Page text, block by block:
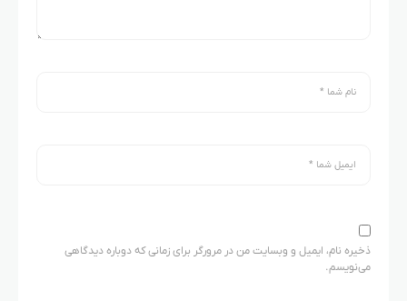
ذخیره نام، ایمیل و وبسایت من در مرورگر برای زمانی که دوباره دیدگاهی
می‌نویسم.